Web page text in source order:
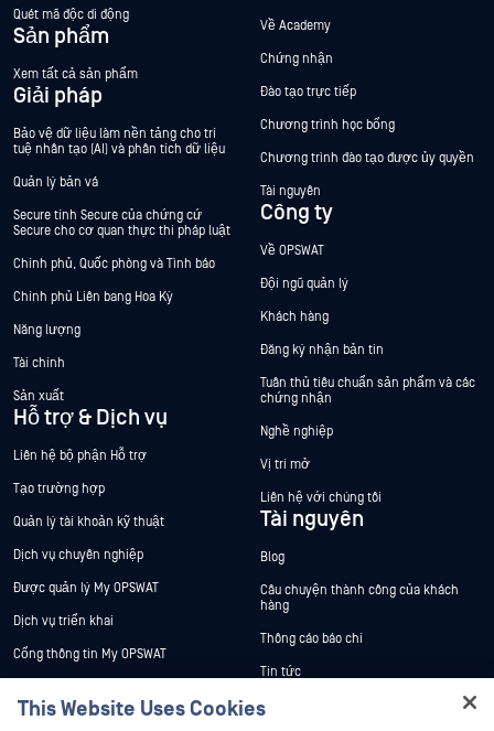
Quét mã độc di động
Sản phẩm
Xem tất cả sản phẩm
Giải pháp
Bảo vệ dữ liệu làm nền tảng cho trí
tuệ nhân tạo (AI) và phân tích dữ liệu
Quản lý bản vá
Secure tính Secure của chứng cứ
Secure cho cơ quan thực thi pháp luật
Chính phủ, Quốc phòng và Tình báo
Chính phủ Liên bang Hoa Kỳ
Năng lượng
Tài chính
Sản xuất
Hỗ trợ & Dịch vụ
Liên hệ bộ phận Hỗ trợ
Tạo trường hợp
Quản lý tài khoản kỹ thuật
Dịch vụ chuyên nghiệp
Được quản lý My OPSWAT
Dịch vụ triển khai
Cổng thông tin My OPSWAT
Về Academy
Chứng nhận
Đào tạo trực tiếp
Chương trình học bổng
Chương trình đào tạo được ủy quyền
Tài nguyên
Công ty
Về OPSWAT
Đội ngũ quản lý
Khách hàng
Đăng ký nhận bản tin
Tuân thủ tiêu chuẩn sản phẩm và các
chứng nhận
Nghề nghiệp
Vị trí mở
Liên hệ với chúng tôi
Tài nguyên
Blog
Câu chuyện thành công của khách
hàng
Thông cáo báo chí
Tin tức
Sự kiện
This Website Uses Cookies